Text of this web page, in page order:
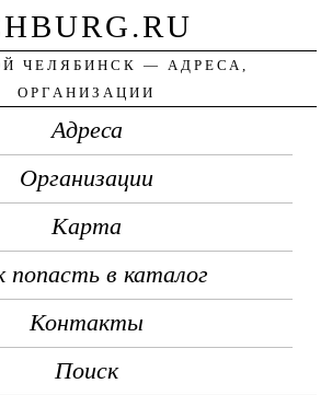
ЧЕЛЯБИНСК — АДРЕСА,
ОРГАНИЗАЦИИ
Адреса
Организации
Карта
попасть в каталог
Контакты
Поиск